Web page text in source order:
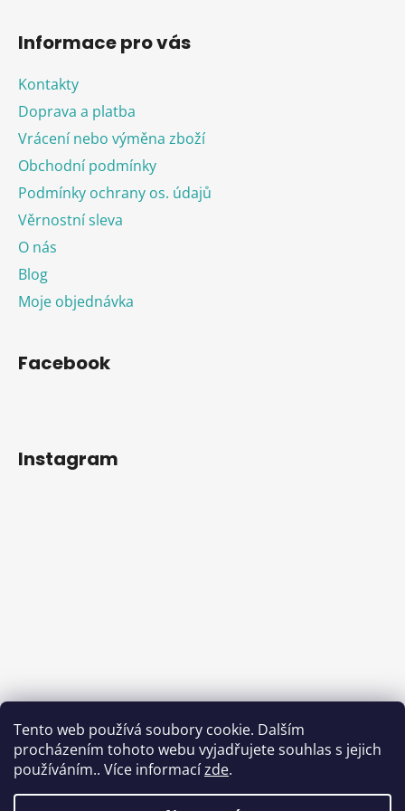
Tento web používá soubory cookie. Dalším
procházením tohoto webu vyjadřujete souhlas s jejich
používáním.. Více informacízde.
Informace pro vás
Kontakty
Doprava a platba
Vrácení nebo výměna zboží
Obchodní podmínky
Podmínky ochrany os. údajů
Věrnostní sleva
O nás
Blog
Moje objednávka
Facebook
Instagram